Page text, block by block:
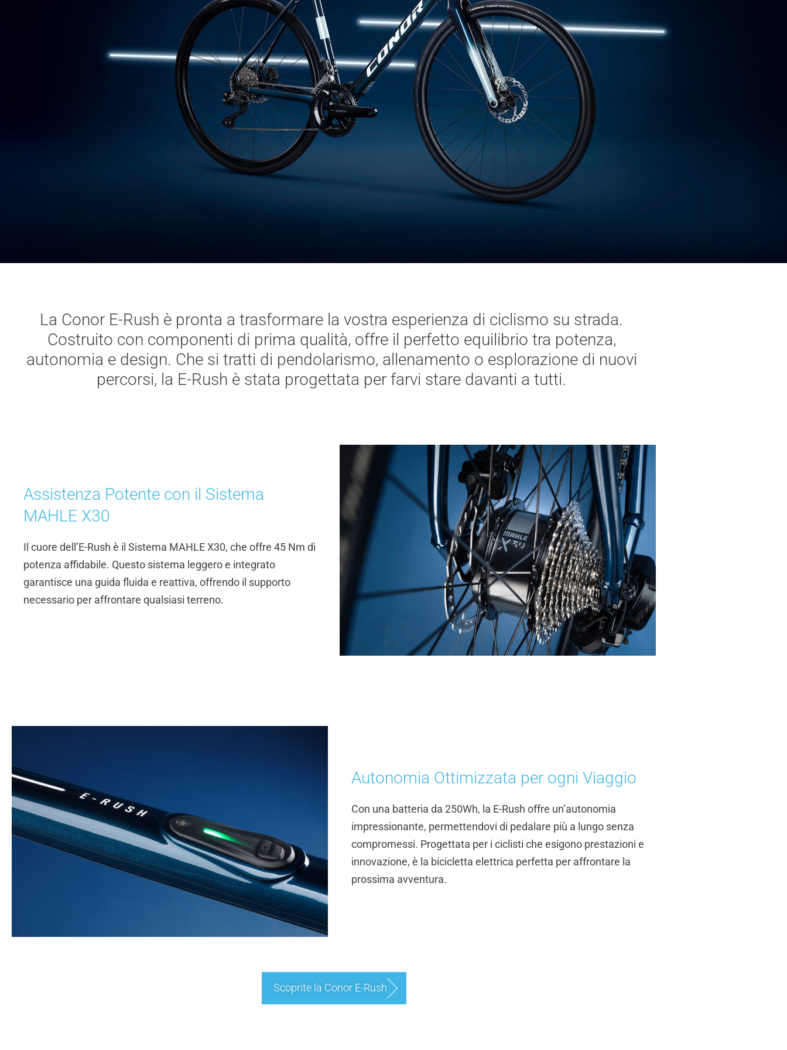
La Conor E-Rush è pronta a trasformare la vostra esperienza di ciclismo su strada.
Costruito con componenti di prima qualità, offre il perfetto equilibrio tra potenza,
autonomia e design. Che si tratti di pendolarismo, allenamento o esplorazione di nuovi
percorsi, la E-Rush è stata progettata per farvi stare davanti a tutti.
Assistenza Potente con il Sistema
MAHLE X30
Il cuore dell’E-Rush è il Sistema MAHLE X30, che offre 45 Nm di
potenza affidabile. Questo sistema leggero e integrato
garantisce una guida fluida e reattiva, offrendo il supporto
necessario per affrontare qualsiasi terreno.
Autonomia Ottimizzata per ogni Viaggio
Con una batteria da 250Wh, la E-Rush offre un’autonomia
impressionante, permettendovi di pedalare più a lungo senza
compromessi. Progettata per i ciclisti che esigono prestazioni e
innovazione, è la bicicletta elettrica perfetta per affrontare la
prossima avventura.
Scoprite la Conor E-Rush